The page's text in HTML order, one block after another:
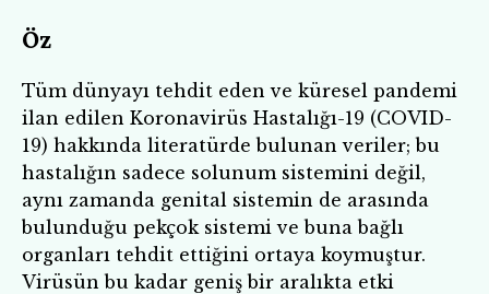
Öz
Tüm dünyayı tehdit eden ve küresel pandemi
ilan edilen Koronavirüs Hastalığı-19 (COVID-
19) hakkında literatürde bulunan veriler; bu
hastalığın sadece solunum sistemini değil,
aynı zamanda genital sistemin de arasında
bulunduğu pekçok sistemi ve buna bağlı
organları tehdit ettiğini ortaya koymuştur.
Virüsün bu kadar geniş bir aralıkta etki